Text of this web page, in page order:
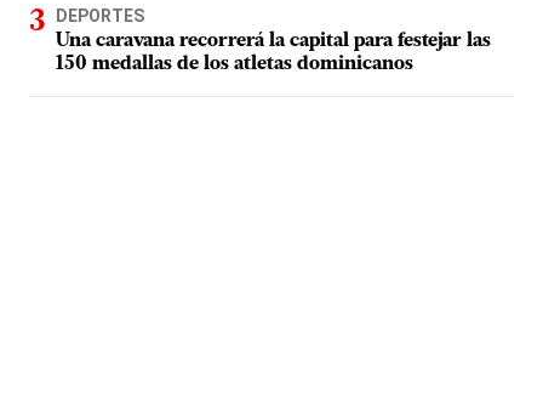
DEPORTES
Una caravana recorrerá la capital para festejar las
150 medallas de los atletas dominicanos